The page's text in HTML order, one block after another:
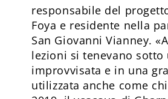
responsabile del
Foya e residente nella
San Giovanni Vianney.
lezioni si tenevano sotto
improvvisata e in una
utilizzata anche come